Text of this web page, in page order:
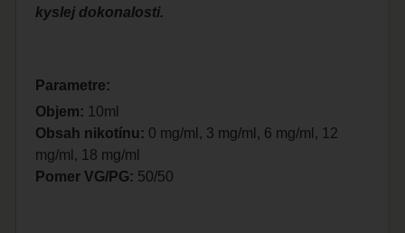
kyslej dokonalosti.
Parametre:
Objem: 10ml
Obsah nikotínu: 0 mg/ml, 3 mg/ml, 6 mg/ml, 12
mg/ml, 18 mg/ml
Pomer VG/PG: 50/50